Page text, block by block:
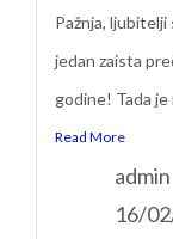
Pažnja,
jedan zaista
godine! Tada je
Read More
admin
16/